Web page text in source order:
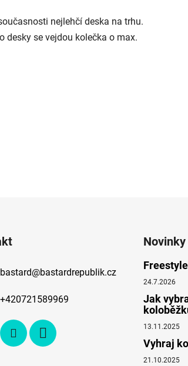
nejlehčí deska na trhu.
desky se vejdou kolečka o max.
bastard@bastardrepublik.cz
+420721589969
24.7.2026
Jak
13.11.2025
Vyhraj
21.10.2025